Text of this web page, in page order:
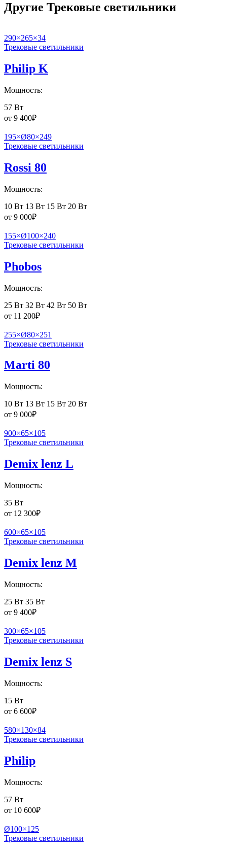
Другие Трековые светильники
290×265×34
Трековые светильники
Philip K
Мощность:
57 Вт
от 9 400₽
195×Ø80×249
Трековые светильники
Rossi 80
Мощность:
10 Вт 13 Вт 15 Вт 20 Вт
от 9 000₽
155×Ø100×240
Трековые светильники
Phobos
Мощность:
25 Вт 32 Вт 42 Вт 50 Вт
от 11 200₽
255×Ø80×251
Трековые светильники
Marti 80
Мощность:
10 Вт 13 Вт 15 Вт 20 Вт
от 9 000₽
900×65×105
Трековые светильники
Demix lenz L
Мощность:
35 Вт
от 12 300₽
600×65×105
Трековые светильники
Demix lenz M
Мощность:
25 Вт 35 Вт
от 9 400₽
300×65×105
Трековые светильники
Demix lenz S
Мощность:
15 Вт
от 6 600₽
580×130×84
Трековые светильники
Philip
Мощность:
57 Вт
от 10 600₽
Ø100×125
Трековые светильники